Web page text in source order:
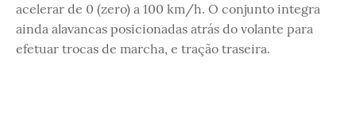
acelerar de 0 (zero) a 100 km/h. O conjunto integra
ainda alavancas posicionadas atrás do volante para
efetuar trocas de marcha, e tração traseira.